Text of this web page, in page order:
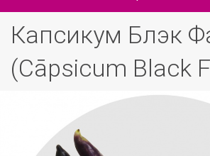
Капсикум Блэк
(Cāpsicum Black